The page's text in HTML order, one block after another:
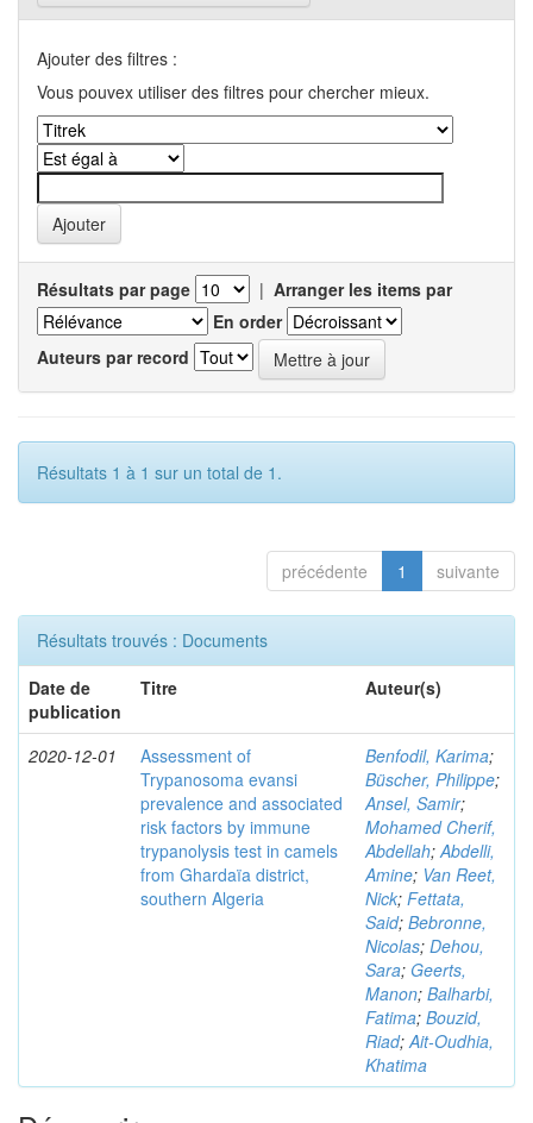
Ajouter des filtres :
Vous pouvex utiliser des filtres pour chercher mieux.
Résultats par page | Arranger les items par
En order
Auteurs par record
Résultats 1 à 1 sur un total de 1.
précédente 1 suivante
Résultats trouvés : Documents
Date de
publication
Titre Auteur(s)
2020-12-01
Assessment of
Trypanosoma evansi
prevalence and associated
risk factors by immune
trypanolysis test in camels
from Ghardaïa district,
southern Algeria
Benfodil, Karima;
Büscher, Philippe;
Ansel, Samir;
Mohamed Cherif,
Abdellah;Abdelli,
Amine; Van Reet,
Nick; Fettata,
Said; Bebronne,
Nicolas; Dehou,
Sara; Geerts,
Manon; Balharbi,
Fatima; Bouzid,
Riad;Ait-Oudhia,
Khatima